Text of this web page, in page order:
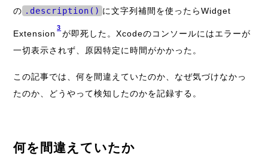
の .description() に文字列補間を使ったらWidget
Extension
3
が即死した。Xcodeのコンソールにはエラーが
一切表示されず、原因特定に時間がかかった。
この記事では、何を間違えていたのか、なぜ気づけなかっ
たのか、どうやって検知したのかを記録する。
何を間違えていたか